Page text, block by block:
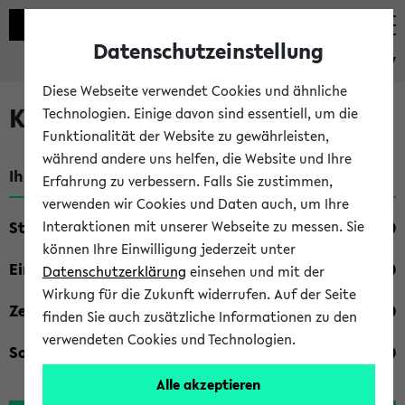
eKVV
Kombisuche im eKVV
Ihre Suchkriterien:
Studienfach
Einrichtung
Zeiten
Sonstiges
Datenschutzeinstellung
Diese Webseite verwendet Cookies und ähnliche
Technologien. Einige davon sind essentiell, um die
Funktionalität der Website zu gewährleisten,
während andere uns helfen, die Website und Ihre
Erfahrung zu verbessern. Falls Sie zustimmen,
verwenden wir Cookies und Daten auch, um Ihre
Interaktionen mit unserer Webseite zu messen. Sie
können Ihre Einwilligung jederzeit unter
Datenschutzerklärung einsehen und mit der
Wirkung für die Zukunft widerrufen. Auf der Seite
finden Sie auch zusätzliche Informationen zu den
verwendeten Cookies und Technologien.
Alle akzeptieren